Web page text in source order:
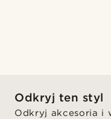
Odkryj ten styl
Odkryj akcesoria i